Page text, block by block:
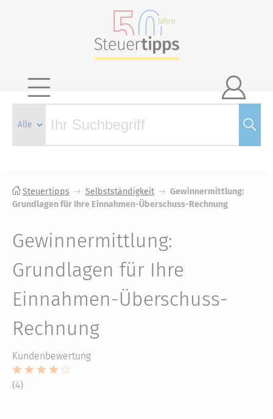

Steuertipps Selbstständigkeit
Gewinnermittlung:
Grundlagen für Ihre Einnahmen-Überschuss-Rechnung
Gewinnermittlung:
Grundlagen für Ihre
Einnahmen-Überschuss-
Rechnung
Kundenbewertung
(4)